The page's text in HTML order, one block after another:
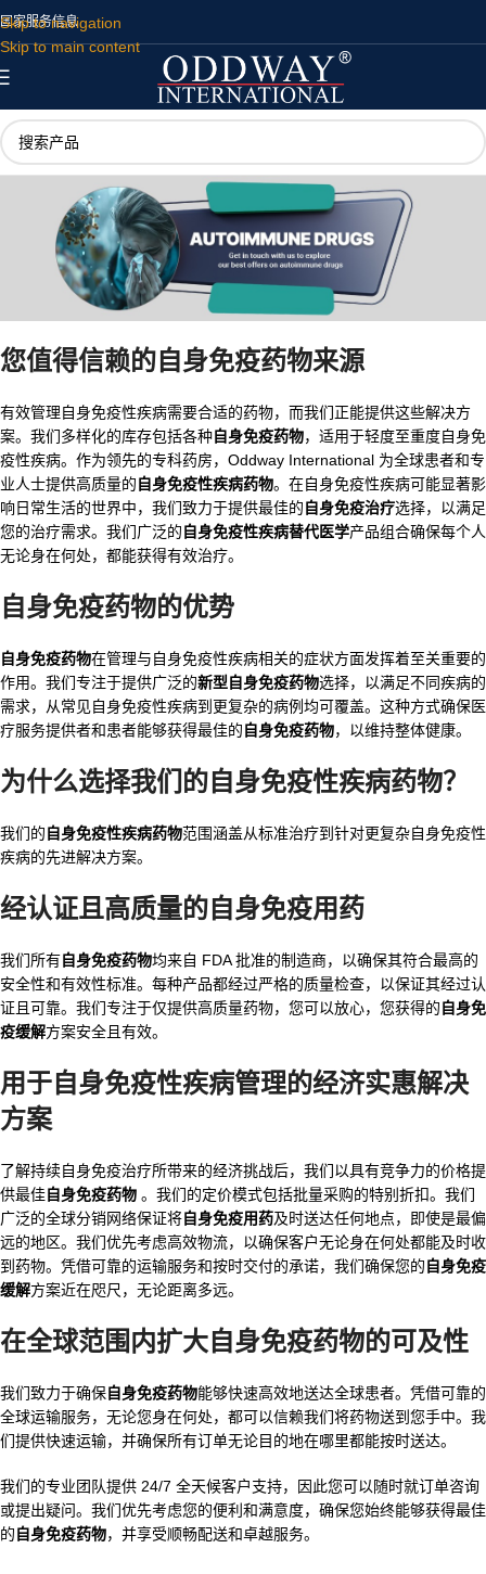
Skip to navigation
Skip to main content
国家服务信息
您值得信赖的 自身免疫药物来源
有效管理自身免疫性疾病需要合适的药物，而我们正能提供这些解决方
案。我们多样化的库存包括各种自身免疫药物，适用于轻度至重度自身免
疫性疾病。作为领先的专科药房，Oddway International 为全球患者和专
业人士提供高质量的自身免疫性疾病药物。在自身免疫性疾病可能显著影
响日常生活的世界中，我们致力于提供最佳的自身免疫治疗选择，以满足
您的治疗需求。我们广泛的自身免疫性疾病替代医学产品组合确保每个人
无论身在何处，都能获得有效治疗。
自身免疫药物的优势
自身免疫药物在管理与自身免疫性疾病相关的症状方面发挥着至关重要的
作用。我们专注于提供广泛的新型自身免疫药物选择，以满足不同疾病的
需求，从常见自身免疫性疾病到更复杂的病例均可覆盖。这种方式确保医
疗服务提供者和患者能够获得最佳的自身免疫药物，以维持整体健康。
为什么选择我们的 自身免疫性疾病药物？
我们的自身免疫性疾病药物范围涵盖从标准治疗到针对更复杂自身免疫性
疾病的先进解决方案。
经认证且高质量的 自身免疫用药
我们所有自身免疫药物均来自 FDA 批准的制造商，以确保其符合最高的
安全性和有效性标准。每种产品都经过严格的质量检查，以保证其经过认
证且可靠。我们专注于仅提供高质量药物，您可以放心，您获得的自身免
疫缓解方案安全且有效。
用于 自身免疫性疾病管理的经济实惠解决
方案
了解持续自身免疫治疗所带来的经济挑战后，我们以具有竞争力的价格提
供最佳自身免疫药物 。我们的定价模式包括批量采购的特别折扣。我们
广泛的全球分销网络保证将自身免疫用药及时送达任何地点，即使是最偏
远的地区。我们优先考虑高效物流，以确保客户无论身在何处都能及时收
到药物。凭借可靠的运输服务和按时交付的承诺，我们确保您的自身免疫
缓解方案近在咫尺，无论距离多远。
在全球范围内扩大 自身免疫药物的可及性
我们致力于确保自身免疫药物能够快速高效地送达全球患者。凭借可靠的
全球运输服务，无论您身在何处，都可以信赖我们将药物送到您手中。我
们提供快速运输，并确保所有订单无论目的地在哪里都能按时送达。
我们的专业团队提供 24/7 全天候客户支持，因此您可以随时就订单咨询
或提出疑问。我们优先考虑您的便利和满意度，确保您始终能够获得最佳
的自身免疫药物，并享受顺畅配送和卓越服务。